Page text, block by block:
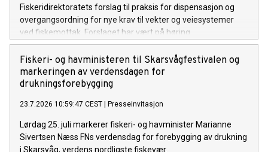
Fiskeridirektoratets forslag til praksis for dispensasjon og
overgangsordning for nye krav til vekter og veiesystemer
ved fiskemottak. Forslaget har vært på høring.
Fiskeri- og havministeren til Skarsvågfestivalen og
markeringen av verdensdagen for
drukningsforebygging
23.7.2026 10:59:47 CEST | Presseinvitasjon
Lørdag 25. juli markerer fiskeri- og havminister Marianne
Sivertsen Næss FNs verdensdag for forebygging av drukning
i Skarsvåg, verdens nordligste fiskevær.